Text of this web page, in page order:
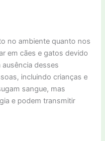
no ambiente quanto nos
em cães e gatos devido
desses
incluindo crianças e
sangue, mas
e podem transmitir